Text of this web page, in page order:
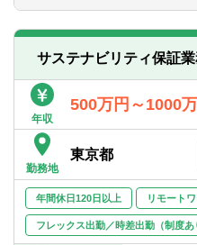
■内部統制
・金融商
（J-SOX）
・米国企
・銀行・
リーサー
監査、金
■その他証
・主要クラ
サステナビリティ保証業
年収
500万円～1000
勤務地
東京都
年間休日120日以上 リモート
フレックス出勤／時差出勤（制度あ